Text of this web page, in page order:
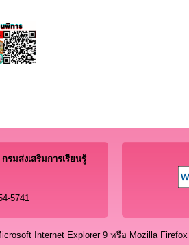
รมส่งเสริมการเรียนรู้
5741
Internet Explorer 9 หรือ Mozilla